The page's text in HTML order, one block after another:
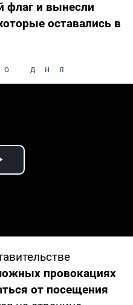
флаг и вынесли
оставались в
дня
Video
провокациях
от посещения